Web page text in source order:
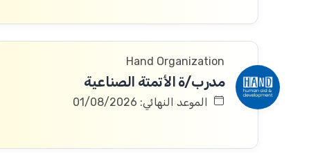
Hand Organization
مدرب/ة الأتمتة الصناعية
الموعد النهائي: 01/08/2026